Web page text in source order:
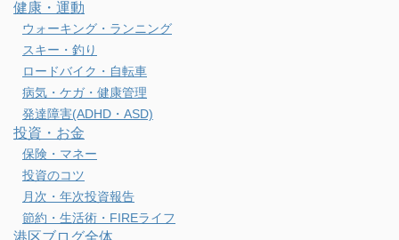
健康・運動
ウォーキング・ランニング
スキー・釣り
ロードバイク・自転車
病気・ケガ・健康管理
発達障害(ADHD・ASD)
投資・お金
保険・マネー
投資のコツ
月次・年次投資報告
節約・生活術・FIREライフ
港区ブログ全体